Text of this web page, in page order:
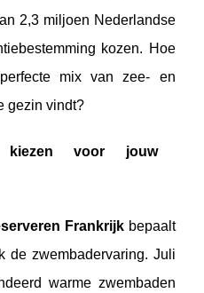
2,3 miljoen Nederlandse
kozen. Hoe
mix van zee- en
gezin vindt?
kiezen voor jouw
Frankrijkbepaalt
de zwembadervaring. Juli
warme zwembaden